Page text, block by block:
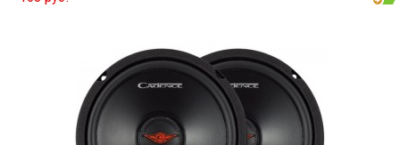
Сопротивление: 4 Ом